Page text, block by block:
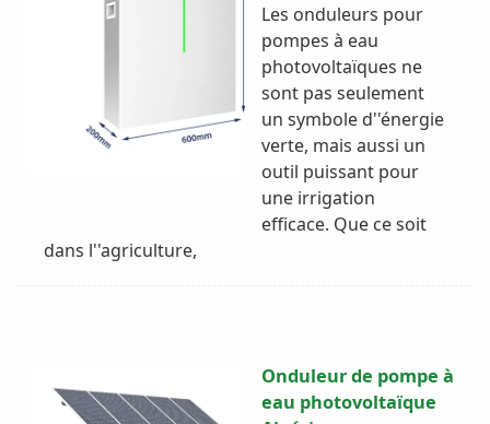
Les onduleurs pour
pompes à eau
photovoltaïques ne
sont pas seulement
un symbole d''énergie
verte, mais aussi un
outil puissant pour
une irrigation
efficace. Que ce soit
dans l''agriculture,
Onduleur de pompe à
eau photovoltaïque